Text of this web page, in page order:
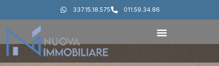
337.15.18.575 011.59.34.86